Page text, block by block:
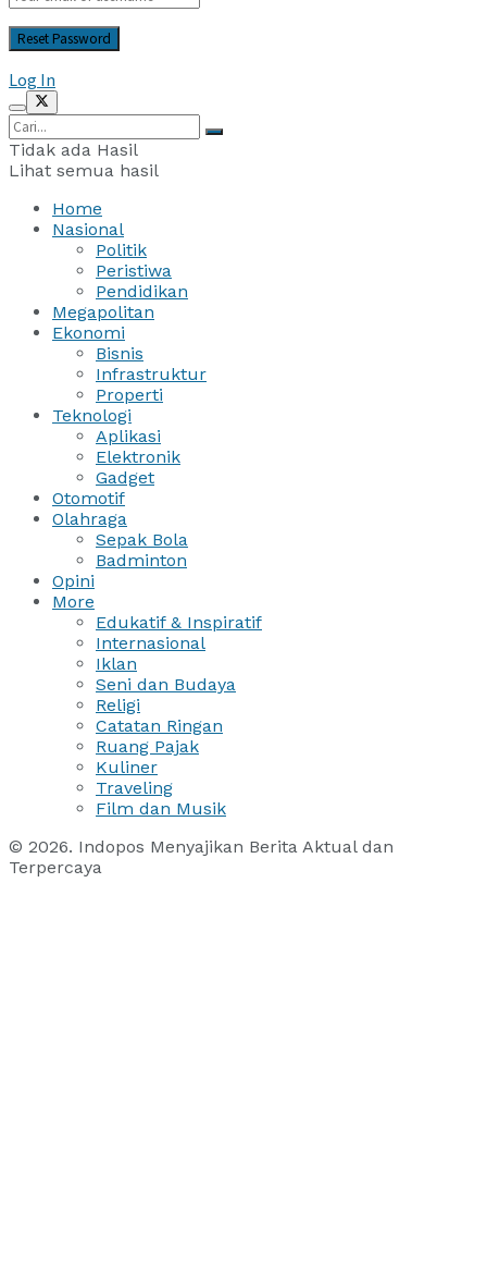
Log In
Tidak ada Hasil
Lihat semua hasil
Home
Nasional
Politik
Peristiwa
Pendidikan
Megapolitan
Ekonomi
Bisnis
Infrastruktur
Properti
Teknologi
Aplikasi
Elektronik
Gadget
Otomotif
Olahraga
Sepak Bola
Badminton
Opini
More
Edukatif & Inspiratif
Internasional
Iklan
Seni dan Budaya
Religi
Catatan Ringan
Ruang Pajak
Kuliner
Traveling
Film dan Musik
© 2026. Indopos Menyajikan Berita Aktual dan
Terpercaya